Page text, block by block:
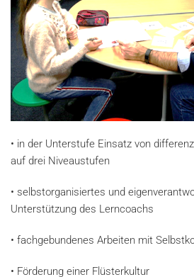
• in der Unterstufe Einsatz von
auf drei Niveaustufen
• selbstorganisiertes und
Unterstützung des Lerncoachs
• fachgebundenes Arbeiten mit
• Förderung einer Flüsterkultur